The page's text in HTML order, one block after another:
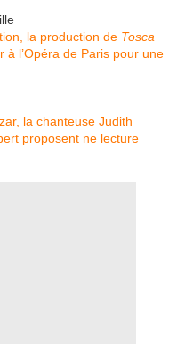
la production de Tosca
à l’Opéra de Paris pour une
la chanteuse Judith
proposent ne lecture